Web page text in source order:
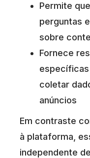
Permite
perguntas
sobre
Fornece
específicas
coletar
anúncios
Em contraste
à plataforma,
independente